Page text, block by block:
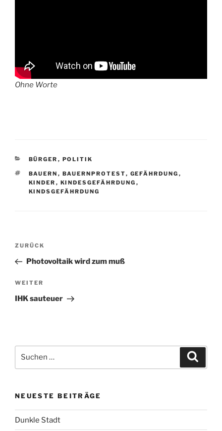
Ohne Worte
KATEGORIEN
BÜRGER , POLITIK
SCHLAGWÖRTER
BAUERN , BAUERNPROTEST, GEFÄHRDUNG ,
KINDER , KINDESGEFÄHRDUNG ,
KINDSGEFÄHRDUNG
Beitragsnavigation
Vorheriger
Beitrag
ZURÜCK
Photovoltaik wird zum muß
Nächster
Beitrag
WEITER
IHK sauteuer
nach:
NEUESTE BEITRÄGE
Dunkle Stadt